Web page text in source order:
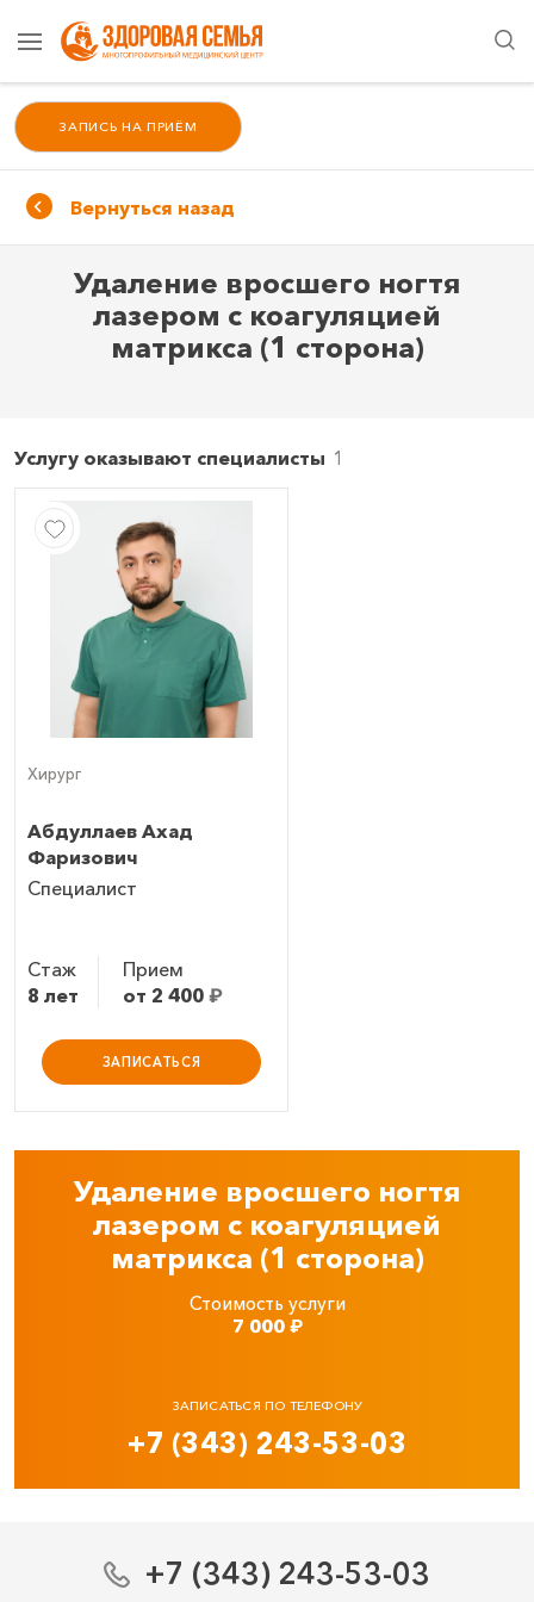
ЗАПИСЬ НА ПРИЁМ
Вернуться назад
Удаление вросшего ногтя
лазером с коагуляцией
матрикса (1 сторона)
Услугу оказывают специалисты
Хирург
Абдуллаев Ахад
Фаризович
Специалист
Стаж
8 лет
Прием
от 2 400 ₽
ЗАПИСАТЬСЯ
Удаление вросшего ногтя
лазером с коагуляцией
матрикса (1 сторона)
Стоимость услуги
7 000₽
ЗАПИСАТЬСЯ ПО ТЕЛЕФОНУ
+7 (343) 243-53-03
+7 (343) 243-53-03